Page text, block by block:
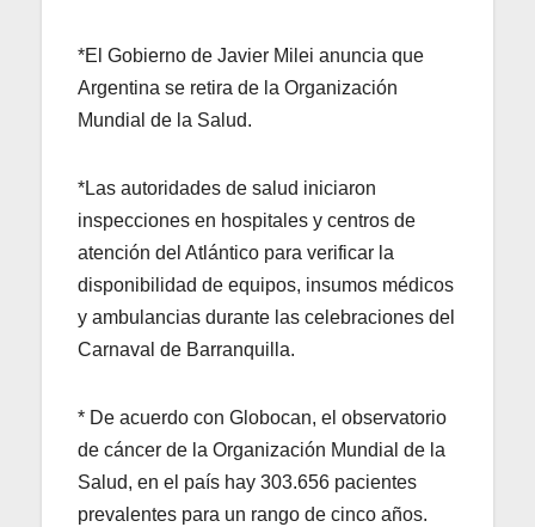
*El Gobierno de Javier Milei anuncia que
Argentina se retira de la Organización
Mundial de la Salud.
*Las autoridades de salud iniciaron
inspecciones en hospitales y centros de
atención del Atlántico para verificar la
disponibilidad de equipos, insumos médicos
y ambulancias durante las celebraciones del
Carnaval de Barranquilla.
* De acuerdo con Globocan, el observatorio
de cáncer de la Organización Mundial de la
Salud, en el país hay 303.656 pacientes
prevalentes para un rango de cinco años.